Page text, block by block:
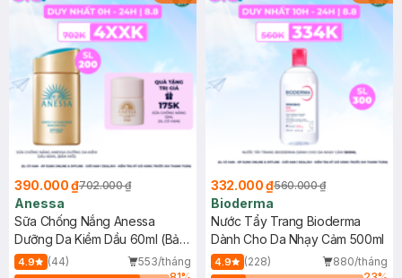
390.000 ₫702.000 ₫
Anessa
Sữa Chống Nắng Anessa
Dưỡng Da Kiềm Dầu 60ml (Bản
Mới)
4.9 (44)
553/tháng
332.000 ₫560.000 ₫
Bioderma
Nước Tẩy Trang Bioderma
Dành Cho Da Nhạy Cảm 500ml
4.9 (228)
880/tháng